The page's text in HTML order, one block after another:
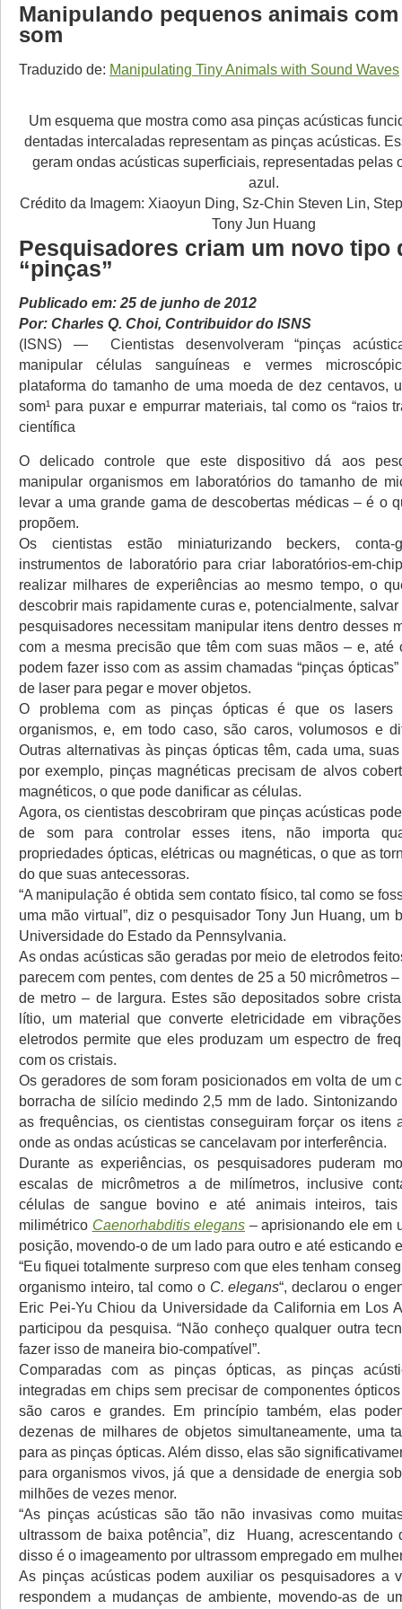
Manipulando pequenos animais
som
Traduzido de: Manipulating Tiny Animals with Sound Waves
Um esquema que mostra como asa pinças acústicas
dentadas intercaladas representam as pinças acústicas.
geram ondas acústicas superficiais, representadas pelas
azul.
Crédito da Imagem: Xiaoyun Ding, Sz-Chin Steven Lin,
Tony Jun Huang
Pesquisadores criam um novo tipo
“pinças”
Publicado em: 25 de junho de 2012
Por: Charles Q. Choi, Contribuidor do ISNS
(ISNS) — Cientistas desenvolveram “pinças
manipular células sanguíneas e vermes
plataforma do tamanho de uma moeda de dez centavos,
som¹ para puxar e empurrar materiais, tal como os “raios
científica
O delicado controle que este dispositivo dá aos
manipular organismos em laboratórios do tamanho de
levar a uma grande gama de descobertas médicas – é o
propõem.
Os cientistas estão miniaturizando beckers,
instrumentos de laboratório para criar laboratórios-em-
realizar milhares de experiências ao mesmo tempo, o
descobrir mais rapidamente curas e, potencialmente,
pesquisadores necessitam manipular itens dentro desses
com a mesma precisão que têm com suas mãos – e, até
podem fazer isso com as assim chamadas “pinças
de laser para pegar e mover objetos.
O problema com as pinças ópticas é que os lasers
organismos, e, em todo caso, são caros, volumosos e
Outras alternativas às pinças ópticas têm, cada uma,
por exemplo, pinças magnéticas precisam de alvos
magnéticos, o que pode danificar as células.
Agora, os cientistas descobriram que pinças acústicas
de som para controlar esses itens, não importa
propriedades ópticas, elétricas ou magnéticas, o que as
do que suas antecessoras.
“A manipulação é obtida sem contato físico, tal como se
uma mão virtual”, diz o pesquisador Tony Jun Huang, um
Universidade do Estado da Pennsylvania.
As ondas acústicas são geradas por meio de eletrodos
parecem com pentes, com dentes de 25 a 50 micrômetros
de metro – de largura. Estes são depositados sobre
lítio, um material que converte eletricidade em
eletrodos permite que eles produzam um espectro de
com os cristais.
Os geradores de som foram posicionados em volta de um
borracha de silício medindo 2,5 mm de lado. Sintonizando
as frequências, os cientistas conseguiram forçar os itens
onde as ondas acústicas se cancelavam por interferência.
Durante as experiências, os pesquisadores puderam
escalas de micrômetros a de milímetros, inclusive
células de sangue bovino e até animais inteiros,
milimétrico Caenorhabditis elegans – aprisionando ele em
posição, movendo-o de um lado para outro e até esticando
“Eu fiquei totalmente surpreso com que eles tenham
organismo inteiro, tal como o C. elegans“, declarou o
Eric Pei-Yu Chiou da Universidade da California em Los
participou da pesquisa. “Não conheço qualquer outra
fazer isso de maneira bio-compatível”.
Comparadas com as pinças ópticas, as pinças
integradas em chips sem precisar de componentes
são caros e grandes. Em princípio também, elas
dezenas de milhares de objetos simultaneamente, uma
para as pinças ópticas. Além disso, elas são
para organismos vivos, já que a densidade de energia
milhões de vezes menor.
“As pinças acústicas são tão não invasivas como
ultrassom de baixa potência”, diz Huang, acrescentando
disso é o imageamento por ultrassom empregado em
As pinças acústicas podem auxiliar os pesquisadores a
respondem a mudanças de ambiente, movendo-as de